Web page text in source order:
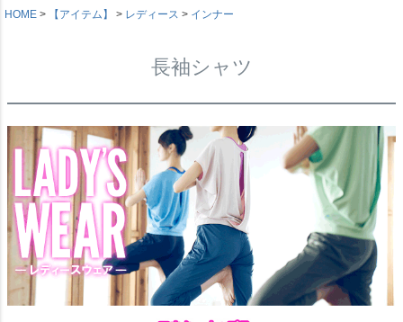
HOME 【アイテム】 レディース インナー
長袖シャツ